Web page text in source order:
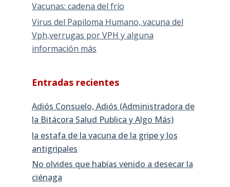
Vacunas: cadena del frío
Virus del Papiloma Humano, vacuna del
Vph,verrugas por VPH y alguna
información más
Entradas recientes
Adiós Consuelo, Adiós (Administradora de
la Bitácora Salud Publica y Algo Más)
la estafa de la vacuna de la gripe y los
antigripales
No olvides que habías venido a desecar la
ciénaga